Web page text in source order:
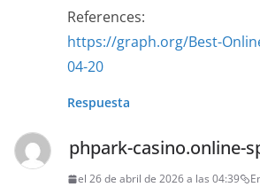
References:
https://graph.org/Best-
04-20
Respuesta
phpark-casino.online-
el 26 de abril de 2026 a las 04:39